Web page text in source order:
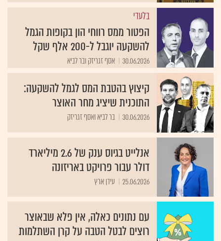
בלעדי
הפטור ממס רווחי הון בקופות הגמל
להשקעה יוגבל ל-200 אלף שקל
30.06.2026 אסף זגריזק ובר לביא
קיצוץ בהטבת המס לגמל להשקעה:
התוכנית שיציג מחר האוצר
30.06.2026 בר לביא ואסף זגריזק
אנלייט בגיוס ענק של 2.6 מיליארד
דולר עבור פרויקט באריזונה
25.06.2026 עידן ארץ
עם נתונים כאלה, אין פלא שבאוצר
רוצים לבטל הטבה על קרן השתלמות